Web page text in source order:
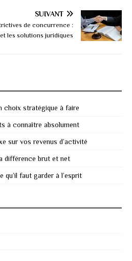
SUIVANT
de concurrence :
les solutions juridiques
choix stratégique à faire
à connaître absolument
sur vos revenus d’activité
différence brut et net
faut garder à l’esprit